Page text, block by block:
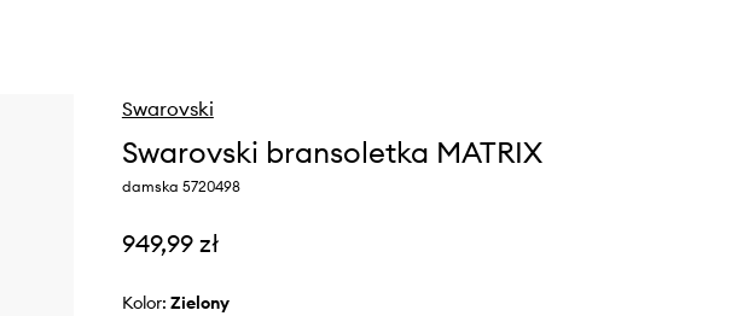
Swarovski
Swarovski bransoletka MATRIX
damska 5720498
949,99 zł
Kolor: zielony